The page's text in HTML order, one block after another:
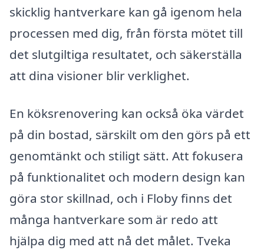
skicklig hantverkare kan gå igenom hela
processen med dig, från första mötet till
det slutgiltiga resultatet, och säkerställa
att dina visioner blir verklighet.
En köksrenovering kan också öka värdet
på din bostad, särskilt om den görs på ett
genomtänkt och stiligt sätt. Att fokusera
på funktionalitet och modern design kan
göra stor skillnad, och i Floby finns det
många hantverkare som är redo att
hjälpa dig med att nå det målet. Tveka